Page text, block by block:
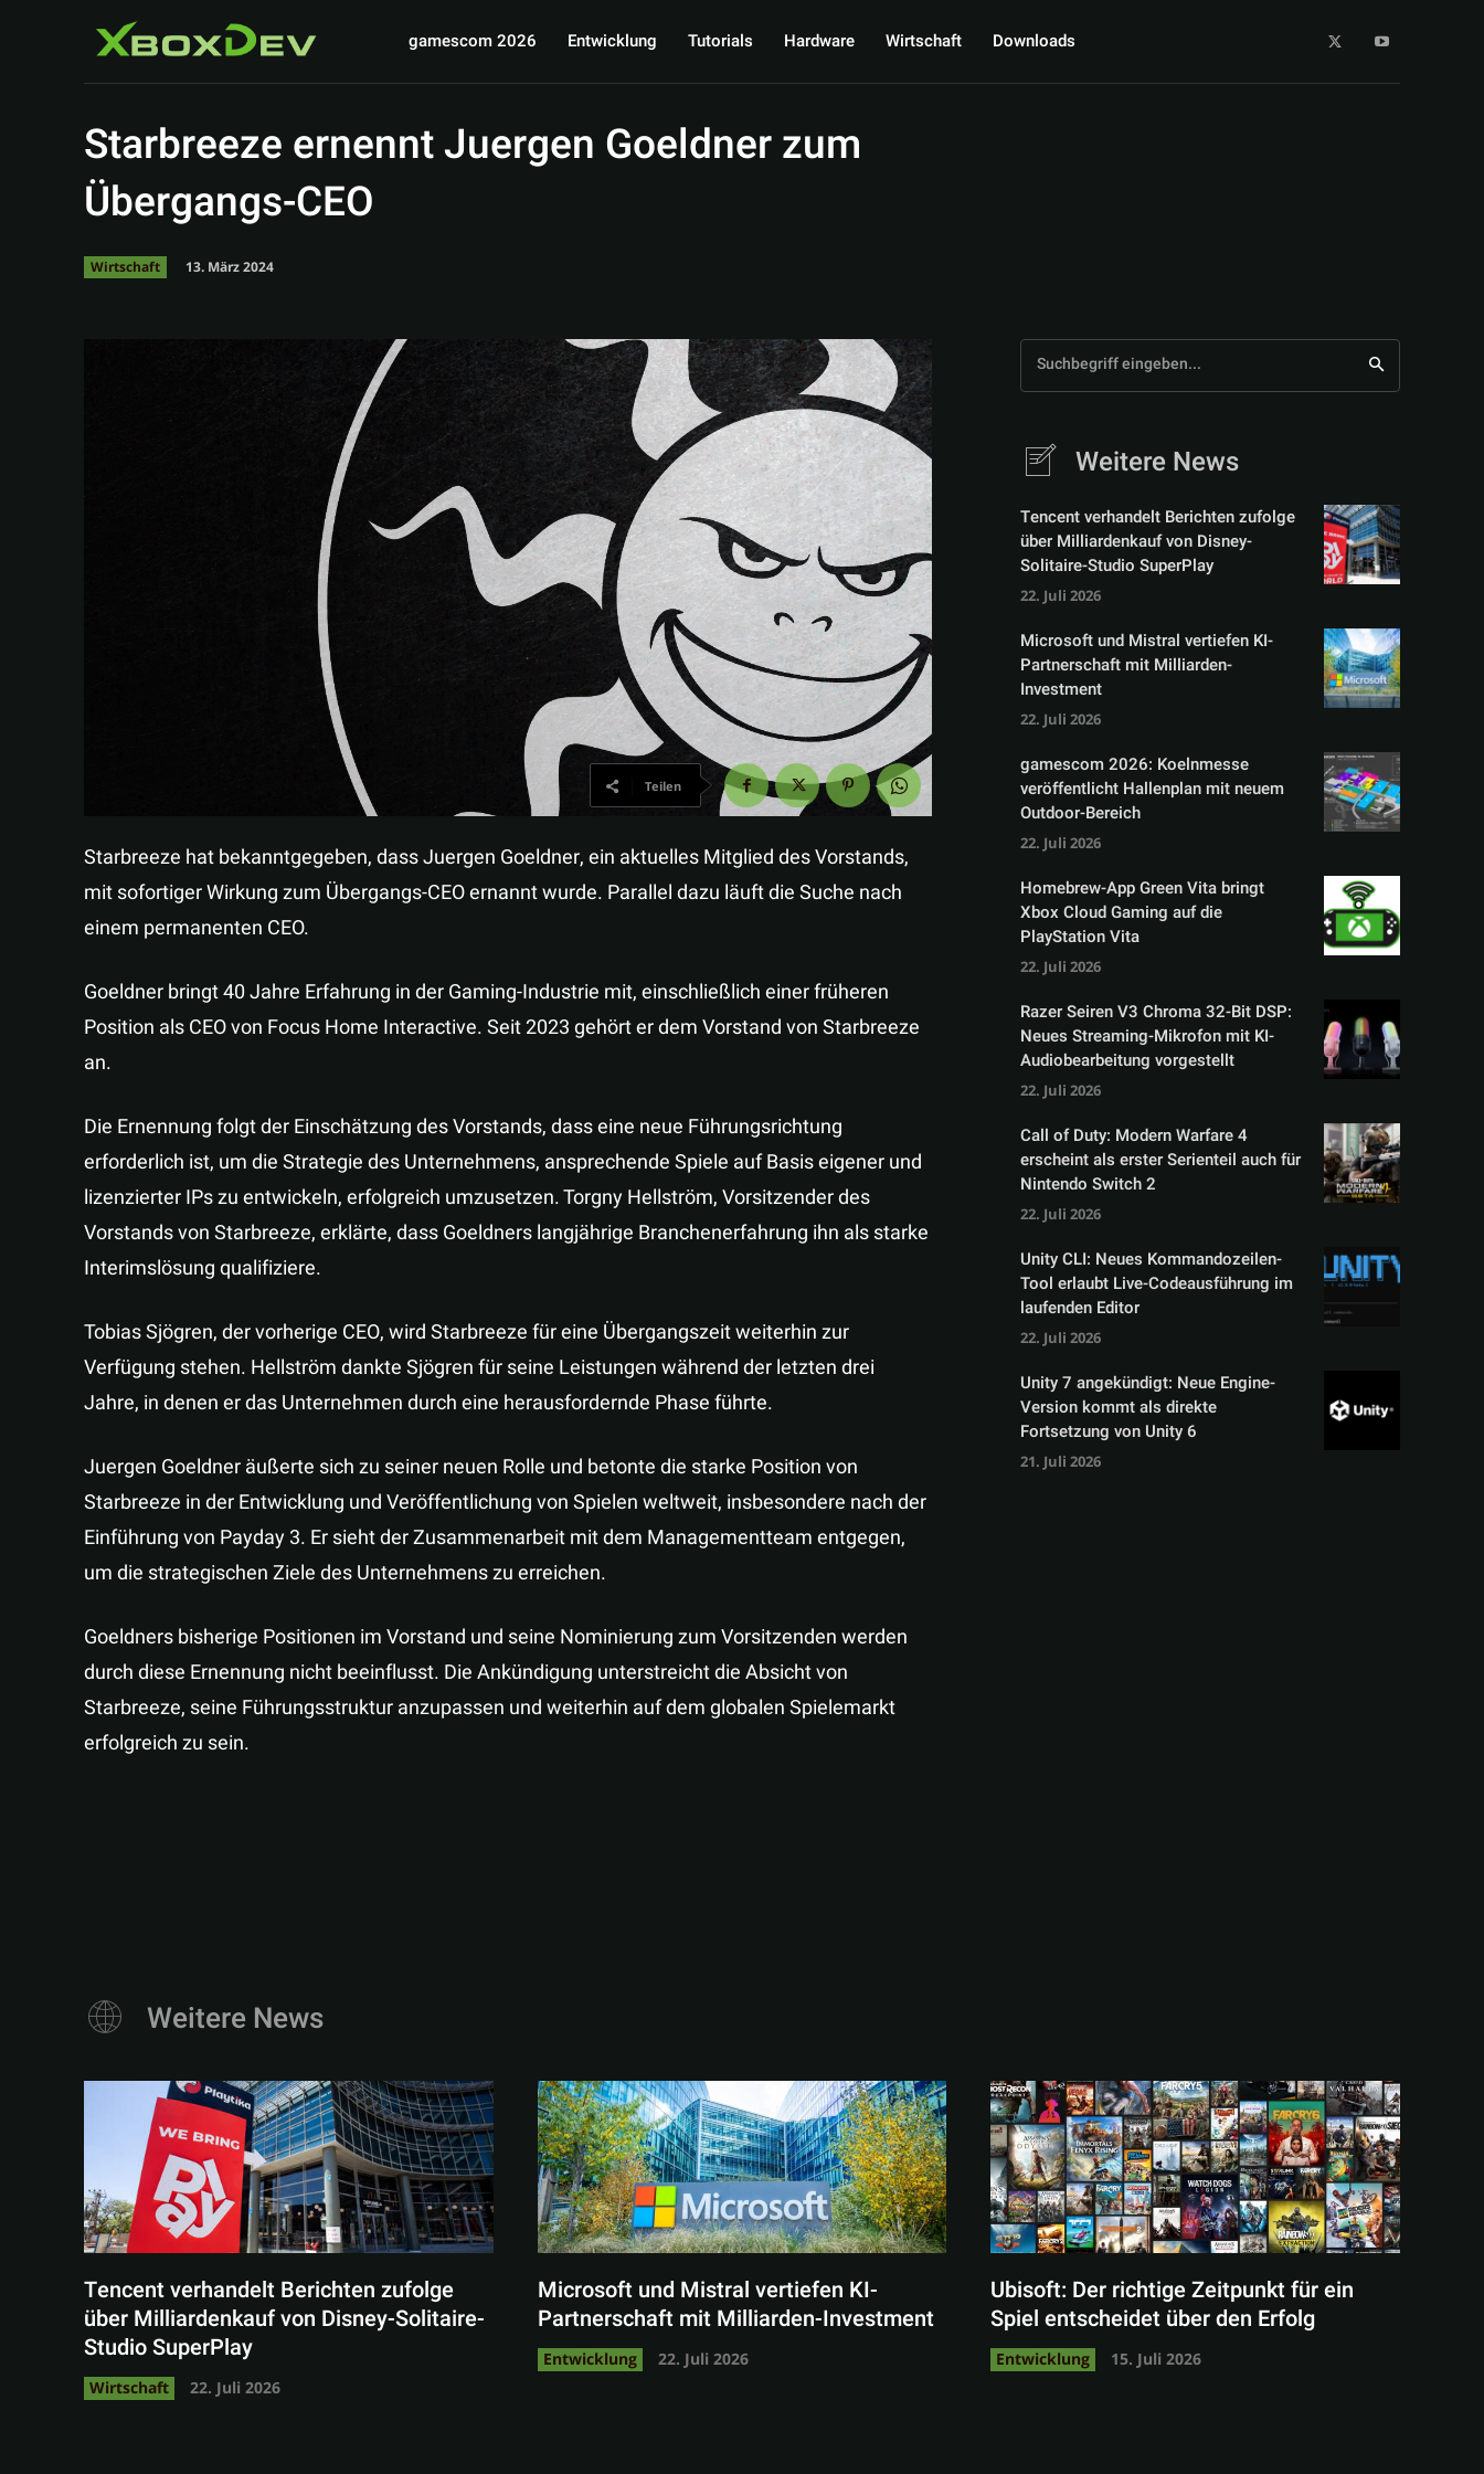
gamescom 2026 Entwicklung Tutorials Hardware Wirtschaft Downloads
Starbreeze ernennt Juergen Goeldner zum
Übergangs-CEO
Wirtschaft 13. März 2024
Teilen
Starbreeze hat bekanntgegeben, dass Juergen Goeldner, ein aktuelles Mitglied des Vorstands,
mit sofortiger Wirkung zum Übergangs-CEO ernannt wurde. Parallel dazu läuft die Suche nach
einem permanenten CEO.
Goeldner bringt 40 Jahre Erfahrung in der Gaming-Industrie mit, einschließlich einer früheren
Position als CEO von Focus Home Interactive. Seit 2023 gehört er dem Vorstand von Starbreeze
an.
Die Ernennung folgt der Einschätzung des Vorstands, dass eine neue Führungsrichtung
erforderlich ist, um die Strategie des Unternehmens, ansprechende Spiele auf Basis eigener und
lizenzierter IPs zu entwickeln, erfolgreich umzusetzen. Torgny Hellström, Vorsitzender des
Vorstands von Starbreeze, erklärte, dass Goeldners langjährige Branchenerfahrung ihn als starke
Interimslösung qualifiziere.
Tobias Sjögren, der vorherige CEO, wird Starbreeze für eine Übergangszeit weiterhin zur
Verfügung stehen. Hellström dankte Sjögren für seine Leistungen während der letzten drei
Jahre, in denen er das Unternehmen durch eine herausfordernde Phase führte.
Juergen Goeldner äußerte sich zu seiner neuen Rolle und betonte die starke Position von
Starbreeze in der Entwicklung und Veröffentlichung von Spielen weltweit, insbesondere nach der
Einführung von Payday 3. Er sieht der Zusammenarbeit mit dem Managementteam entgegen,
um die strategischen Ziele des Unternehmens zu erreichen.
Goeldners bisherige Positionen im Vorstand und seine Nominierung zum Vorsitzenden werden
durch diese Ernennung nicht beeinflusst. Die Ankündigung unterstreicht die Absicht von
Starbreeze, seine Führungsstruktur anzupassen und weiterhin auf dem globalen Spielemarkt
erfolgreich zu sein.
Suchbegriff eingeben...
Weitere News
Tencent verhandelt Berichten zufolge
über Milliardenkauf von Disney-
Solitaire-Studio SuperPlay
22. Juli 2026
Microsoft und Mistral vertiefen KI-
Partnerschaft mit Milliarden-
Investment
22. Juli 2026
gamescom 2026: Koelnmesse
veröffentlicht Hallenplan mit neuem
Outdoor-Bereich
22. Juli 2026
Homebrew-App Green Vita bringt
Xbox Cloud Gaming auf die
PlayStation Vita
22. Juli 2026
Razer Seiren V3 Chroma 32-Bit DSP:
Neues Streaming-Mikrofon mit KI-
Audiobearbeitung vorgestellt
22. Juli 2026
Call of Duty: Modern Warfare 4
erscheint als erster Serienteil auch für
Nintendo Switch 2
22. Juli 2026
Unity CLI: Neues Kommandozeilen-
Tool erlaubt Live-Codeausführung im
laufenden Editor
22. Juli 2026
Unity 7 angekündigt: Neue Engine-
Version kommt als direkte
Fortsetzung von Unity 6
21. Juli 2026
Weitere News
Tencent verhandelt Berichten zufolge
über Milliardenkauf von Disney-Solitaire-
Studio SuperPlay
Wirtschaft 22. Juli 2026
Microsoft und Mistral vertiefen KI-
Partnerschaft mit Milliarden-Investment
Entwicklung 22. Juli 2026
Ubisoft: Der richtige Zeitpunkt für ein
Spiel entscheidet über den Erfolg
Entwicklung 15. Juli 2026